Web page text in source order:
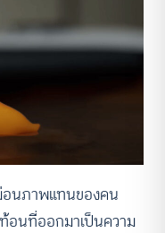
อนภาพแทนของคน
อนที่ออกมาเป็นความ